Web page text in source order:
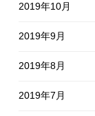
2019年10月
2019年9月
2019年8月
2019年7月